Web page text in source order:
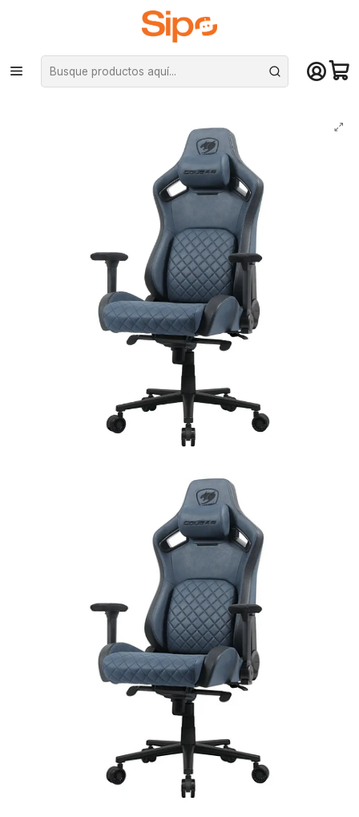
¡Compra hasta mediodía y recibe hoy! De lunes a sábado en el gran
Santiago. Envío gratis desde $29.990
Inicio Computación y Gamers Sillas y Escritorios Sillas
Silla Gamer Cougar Defensor S Navy Blue F Brazos 4D, 155°